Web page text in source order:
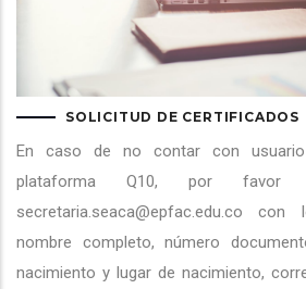
SOLICITUD DE CERTIFICADOS
En caso de no contar con
plataforma Q10, por
secretaria.seaca@epfac.edu.co
nombre completo, número
nacimiento y lugar de nacimiento,